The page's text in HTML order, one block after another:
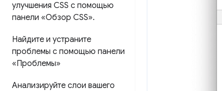
улучшения CSS с помощью
панели «Обзор CSS».
Найдите и устраните
проблемы с помощью панели
«Проблемы»
Анализируйте слои вашего